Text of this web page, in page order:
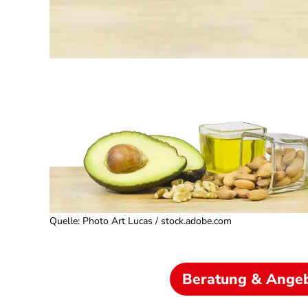
Quelle: Photo Art Lucas / stock.adobe.com
Beratung &